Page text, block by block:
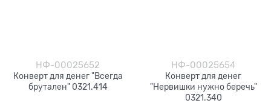
НФ-00025652
Конверт для денег "Всегда
брутален" 0321.414
НФ-00025654
Конверт для денег
"Нервишки нужно беречь"
0321.340